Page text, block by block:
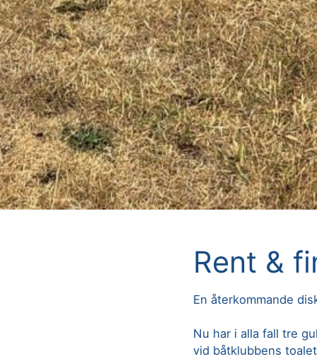
Rent &
En återkommande
Nu har i alla fall tre
vid båtklubbens